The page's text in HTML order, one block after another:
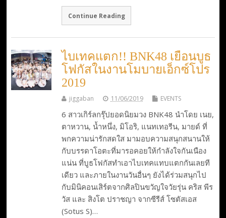
Continue Reading
ไบเทคแตก!! BNK48 เยือนบูธ
โฟกัสในงานโมบายเอ็กซ์โปร
2019
jiggaban 11/06/2019 EVENTS
6 สาวเกิร์ลกรุ๊ปยอดนิยมวง BNK48 นำโดย เนย,
ตาหวาน, น้ำหนึ่ง, มิโอริ, แนทเทอรีน, มายด์ ที่
พกความน่ารักสดใส มามอบความสนุกสนานให้
กับบรรดาโอตะที่มารอคอยให้กำลังใจกันเนือง
แน่น ที่บูธโฟกัสทำเอาไบเทคแทบแตกกันเลยที
เดียว และภายในงานวันอื่นๆ ยังได้ร่วมสนุกไป
กับมินิคอนเสิร์ตจากศิลปินขวัญใจวัยรุ่น คริส พีร
วัส และ สิงโต ปราชญา จากซีรีส์ โซตัสเอส
(Sotus S)…